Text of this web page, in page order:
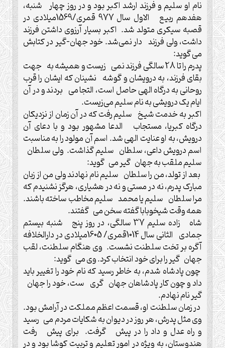
نام او سلیم و فرزند ارشد اکبر بود و در روز چهار شنبه،
هفدهم ربیع الاول سال 977 قمری/1569میلادی در
قصبه سیکری متولد شد. اکبر بسیار آرزوی داشتن فرزند
داشت، ولی فرزند دار نمی‌شد. خود جهان-گیر در کتابش
می گوید:
پدرم را تا 28 سالگی فرزند نمی زیست و همیشه به جهت
بقای فرزند، به درویشان و گوشه نشینان که ایشان را قرب
روحانی به درگاه الهی حاصل است، التجا می بردند و در آن
ایام یک درویشی به نام سلیم می‌زیست.
اکبر به خدمت شیخ سلیم رفت که در آن زمان از نزدیکان
درگاه کبریا، مستجاب الدعا مشهور بود و با دعای آن
درویش، به او عنایت الهی شد. اسم آن مولود را به مناسبت
اسم درویش داعی، سلطان سلیم گذاشت. ولی سلطان
سلیم ملقب به جهان گیر می گوید:
بعد از تولد، من را سلطان سلیم نام نهادند ولی من از زبان
مبارک پدرم، نه در مستی و نه در هشیاری، هرگز نشنیدم که
مرا سلطان سلیم یا محمد سلیم مخاطب ساخته باشند.
همه وقت شیخوبابا گفته سخن می گفتند.
شاه زاده سلیم 37 سالگی، در روز پنج شنبه بیستم
جمادی الثانی سال 1014قمری/ 1605میلادی در دارالخلافه
آگره بر تخت سلطنت نشست. وی هنگام سلطنت، لقب
جهان گیر را برای خود انتخاب کرد. وی می گوید:
چون پادشاه شدم، به خاطر رسید که نام خود را تغییر باید
داد و چون کار پادشاهان جهان گری ست، خود را جهان
گیر نام نهادم.
در زمان سلطنت او، قسمت اعظم مملکت در آرامش بود.
وی مثل پدرش، هر روز در دیوان به شکایات مردم می رسید
و راه عدل و داد را در پیش گرفت. برای پیش رفت
هندوستان، به ويژه در امور تعلیم و تربیت کوشا بود و در